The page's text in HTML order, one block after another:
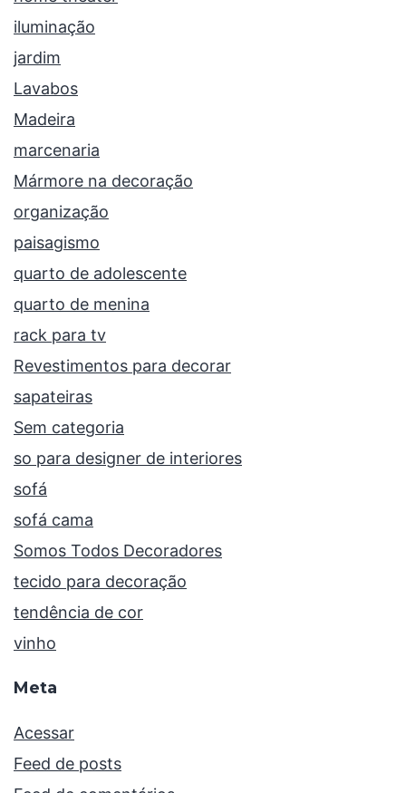
iluminação
jardim
Lavabos
Madeira
marcenaria
Mármore na decoração
organização
paisagismo
quarto de adolescente
quarto de menina
rack para tv
Revestimentos para decorar
sapateiras
Sem categoria
so para designer de interiores
sofá
sofá cama
Somos Todos Decoradores
tecido para decoração
tendência de cor
vinho
Meta
Acessar
Feed de posts